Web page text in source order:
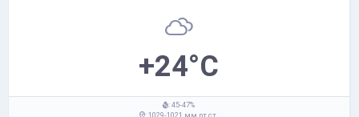
+24°C
: 45-47%
: 1029-1021 мм рт.ст.